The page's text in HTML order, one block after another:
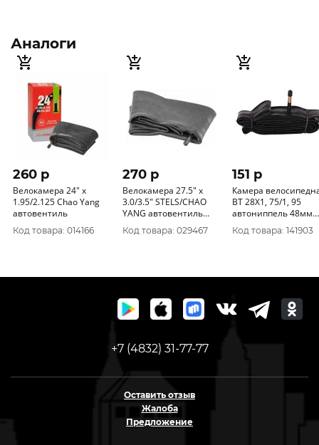
Аналоги
260 p
Велокамера 24" x
1.95/2.125 Chao Yang
автовентиль
Код товара: 014166
270 p
Велокамера 27.5" x
3.0/3.5" STELS/CHAO
YANG автовентиль
(полу FAT BIKE)
Код товара: 029467
151 p
Камера
BT 28Х1, 75/1, 95
автониппель 48мм
(упак.: коробка)
Код товара: 141903
+7 (4832) 31-77-77
Оставить отзыв
Жалоба
Предложение